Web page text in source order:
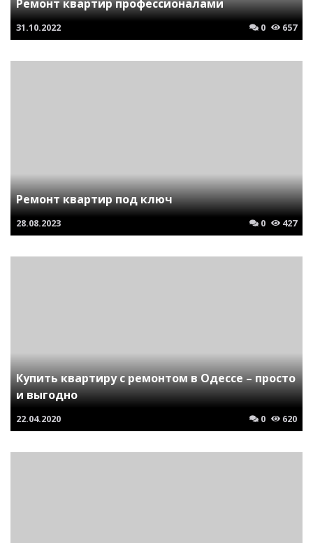
Ремонт квартир профессионалами
31.10.2022 0 657
Ремонт квартир под ключ
28.08.2023 0 427
Купить квартиру с ремонтом в Одессе – просто
и выгодно
22.04.2020 0 620